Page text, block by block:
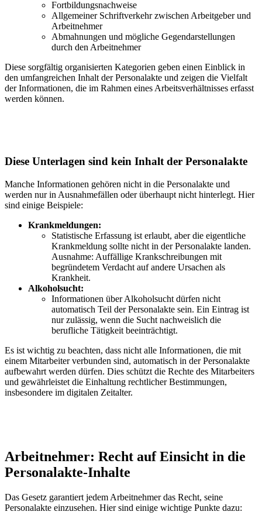
Fortbildungsnachweise
Allgemeiner Schriftverkehr zwischen Arbeitgeber und
Arbeitnehmer
Abmahnungen und mögliche Gegendarstellungen
durch den Arbeitnehmer
Diese sorgfältig organisierten Kategorien geben einen Einblick in
den umfangreichen Inhalt der Personalakte und zeigen die Vielfalt
der Informationen, die im Rahmen eines Arbeitsverhältnisses erfasst
werden können.
Diese Unterlagen sind kein Inhalt der Personalakte
Manche Informationen gehören nicht in die Personalakte und
werden nur in Ausnahmefällen oder überhaupt nicht hinterlegt. Hier
sind einige Beispiele:
Krankmeldungen:
Statistische Erfassung ist erlaubt, aber die eigentliche
Krankmeldung sollte nicht in der Personalakte landen.
Ausnahme: Auffällige Krankschreibungen mit
begründetem Verdacht auf andere Ursachen als
Krankheit.
Alkoholsucht:
Informationen über Alkoholsucht dürfen nicht
automatisch Teil der Personalakte sein. Ein Eintrag ist
nur zulässig, wenn die Sucht nachweislich die
berufliche Tätigkeit beeinträchtigt.
Es ist wichtig zu beachten, dass nicht alle Informationen, die mit
einem Mitarbeiter verbunden sind, automatisch in der Personalakte
aufbewahrt werden dürfen. Dies schützt die Rechte des Mitarbeiters
und gewährleistet die Einhaltung rechtlicher Bestimmungen,
insbesondere im digitalen Zeitalter.
Arbeitnehmer: Recht auf Einsicht in die
Personalakte-Inhalte
Das Gesetz garantiert jedem Arbeitnehmer das Recht, seine
Personalakte einzusehen. Hier sind einige wichtige Punkte dazu: